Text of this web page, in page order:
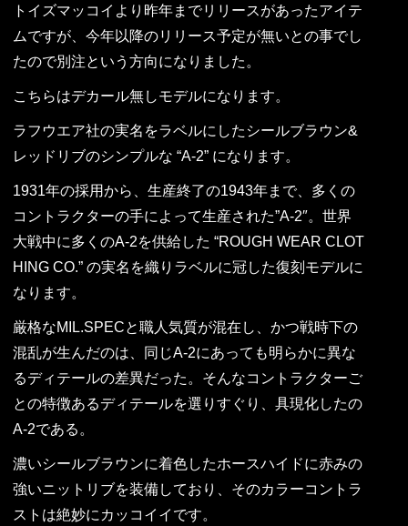
トイズマッコイより昨年までリリースがあったアイテ
ムですが、今年以降のリリース予定が無いとの事でし
たので別注という方向になりました。
こちらはデカール無しモデルになります。
ラフウエア社の実名をラベルにしたシールブラウン&
レッドリブのシンプルな “A-2” になります。
1931年の採用から、生産終了の1943年まで、多くの
コントラクターの手によって生産された”A-2″。世界
大戦中に多くのA-2を供給した “ROUGH WEAR CLOT
HING CO.” の実名を織りラベルに冠した復刻モデルに
なります。
厳格なMIL.SPECと職人気質が混在し、かつ戦時下の
混乱が生んだのは、同じA-2にあっても明らかに異な
るディテールの差異だった。そんなコントラクターご
との特徴あるディテールを選りすぐり、具現化したの
A-2である。
濃いシールブラウンに着色したホースハイドに赤みの
強いニットリブを装備しており、そのカラーコントラ
ストは絶妙にカッコイイです。